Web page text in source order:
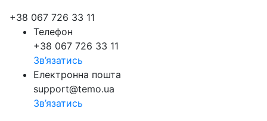
+38 067 726 33 11
Телефон
+38 067 726 33 11
Зв’язатись
Електронна пошта
support@temo.ua
Зв’язатись